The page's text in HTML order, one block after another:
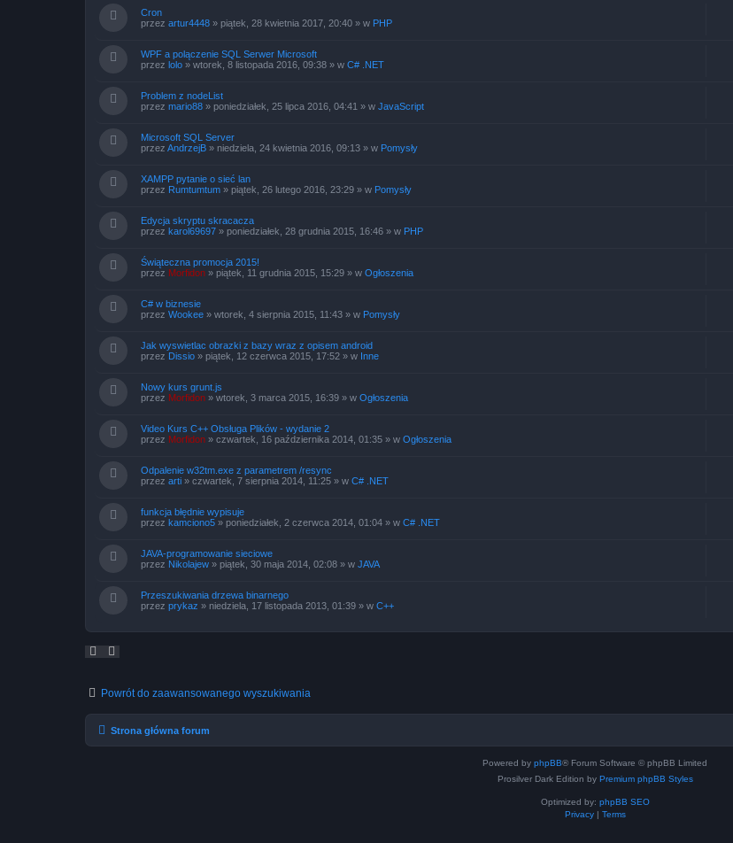
Cron
przez artur4448 » piątek, 28 kwietnia 2017, 20:40 » w PHP
WPF a polączenie SQL Serwer Microsoft
przez lolo » wtorek, 8 listopada 2016, 09:38 » w C# .NET
Problem z nodeList
przez mario88 » poniedziałek, 25 lipca 2016, 04:41 » w JavaScript
Microsoft SQL Server
przez AndrzejB » niedziela, 24 kwietnia 2016, 09:13 » w Pomysły
XAMPP pytanie o sieć lan
przez Rumtumtum » piątek, 26 lutego 2016, 23:29 » w Pomysły
Edycja skryptu skracacza
przez karol69697 » poniedziałek, 28 grudnia 2015, 16:46 » w PHP
Świąteczna promocja 2015!
przez Morfidon » piątek, 11 grudnia 2015, 15:29 » w Ogłoszenia
C# w biznesie
przez Wookee » wtorek, 4 sierpnia 2015, 11:43 » w Pomysły
Jak wyswietlac obrazki z bazy wraz z opisem android
przez Dissio » piątek, 12 czerwca 2015, 17:52 » w Inne
Nowy kurs grunt.js
przez Morfidon » wtorek, 3 marca 2015, 16:39 » w Ogłoszenia
Video Kurs C++ Obsługa Plików - wydanie 2
przez Morfidon » czwartek, 16 października 2014, 01:35 » w Ogłoszenia
Odpalenie w32tm.exe z parametrem /resync
przez arti » czwartek, 7 sierpnia 2014, 11:25 » w C# .NET
funkcja błędnie wypisuje
przez kamciono5 » poniedziałek, 2 czerwca 2014, 01:04 » w C# .NET
JAVA-programowanie sieciowe
przez Nikolajew » piątek, 30 maja 2014, 02:08 » w JAVA
Przeszukiwania drzewa binarnego
przez prykaz » niedziela, 17 listopada 2013, 01:39 » w C++
Powrót do zaawansowanego wyszukiwania
Strona główna forum
Powered by phpBB® Forum Software © phpBB Limited
Prosilver Dark Edition by Premium phpBB Styles
Optimized by: phpBB SEO
Privacy | Terms